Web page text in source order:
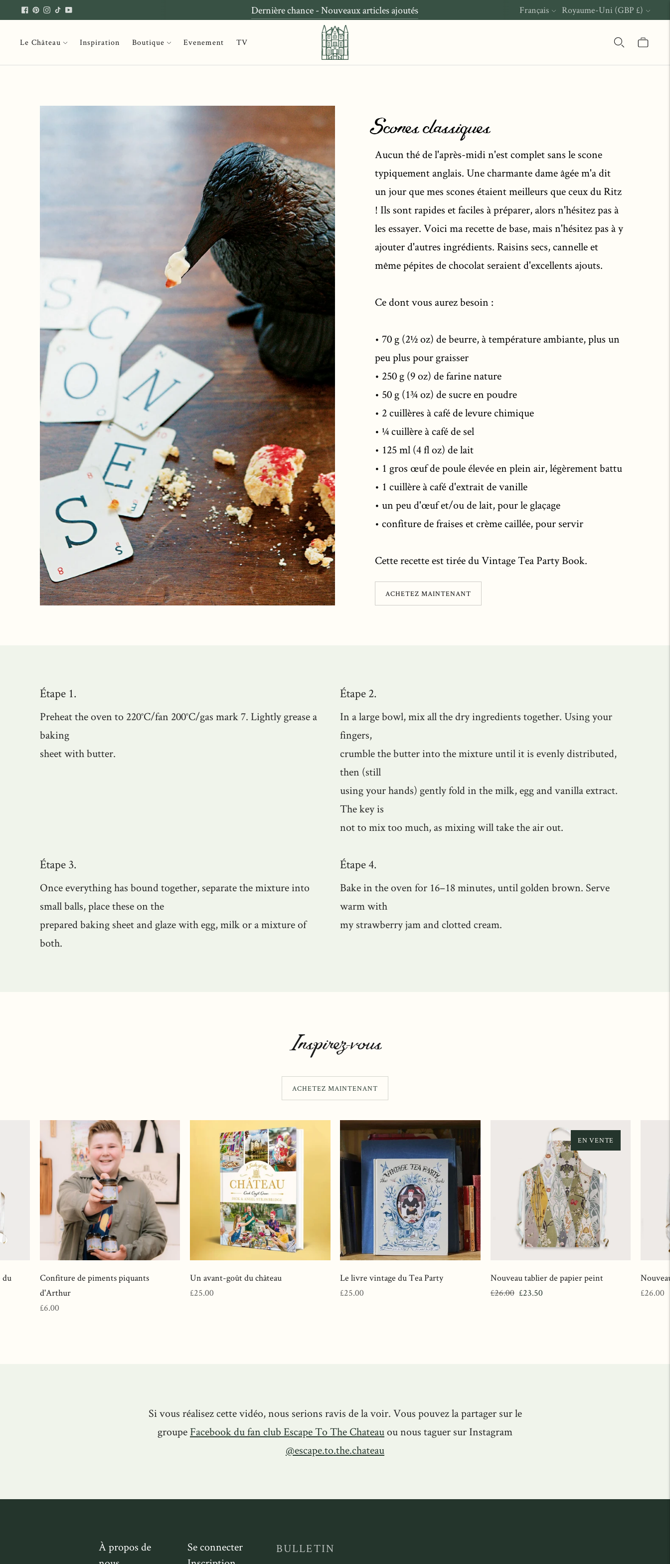
Dernière chance - Nouveaux articles ajoutés Langue
Français Monnaie
Royaume-Uni (GBP £)
Le Château Inspiration Boutique Evenement TV
Scones classiques
Aucun thé de l'après-midi n'est complet sans le scone
typiquement anglais. Une charmante dame âgée m'a dit
un jour que mes scones étaient meilleurs que ceux du Ritz
! Ils sont rapides et faciles à préparer, alors n'hésitez pas à
les essayer. Voici ma recette de base, mais n'hésitez pas à y
ajouter d'autres ingrédients. Raisins secs, cannelle et
même pépites de chocolat seraient d'excellents ajouts.
Ce dont vous aurez besoin :
• 70 g (2½ oz) de beurre, à température ambiante, plus un
peu plus pour graisser
• 250 g (9 oz) de farine nature
• 50 g (1¾ oz) de sucre en poudre
• 2 cuillères à café de levure chimique
• ¼ cuillère à café de sel
• 125 ml (4 fl oz) de lait
• 1 gros œuf de poule élevée en plein air, légèrement battu
• 1 cuillère à café d'extrait de vanille
• un peu d'œuf et/ou de lait, pour le glaçage
• confiture de fraises et crème caillée, pour servir
Cette recette est tirée du Vintage Tea Party Book.
ACHETEZ MAINTENANT
Étape 1.
Preheat the oven to 220°C/fan 200°C/gas mark 7. Lightly grease a
baking
sheet with butter.
Étape 2.
In a large bowl, mix all the dry ingredients together. Using your
fingers,
crumble the butter into the mixture until it is evenly distributed,
then (still
using your hands) gently fold in the milk, egg and vanilla extract.
The key is
not to mix too much, as mixing will take the air out.
Étape 3.
Once everything has bound together, separate the mixture into
small balls, place these on the
prepared baking sheet and glaze with egg, milk or a mixture of
both.
Étape 4.
Bake in the oven for 16–18 minutes, until golden brown. Serve
warm with
my strawberry jam and clotted cream.
Inspirez-vous
ACHETEZ MAINTENANT
Confiture de piments piquants
d'Arthur
Prix
£6.00
Un avant-goût du château
Prix
£25.00
Le livre vintage du Tea Party
Prix
£25.00
EN VENTE
Nouveau tablier de papier peint
Prix
£26.00 Prix
£23.50
Prix
£26.00
du
Si vous réalisez cette vidéo, nous serions ravis de la voir. Vous pouvez la partager sur le
groupe Facebookdu fan club Escape To The Chateauou nous taguer sur Instagram
@escape.to.the.chateau
À propos de
Se connecter
BULLETIN